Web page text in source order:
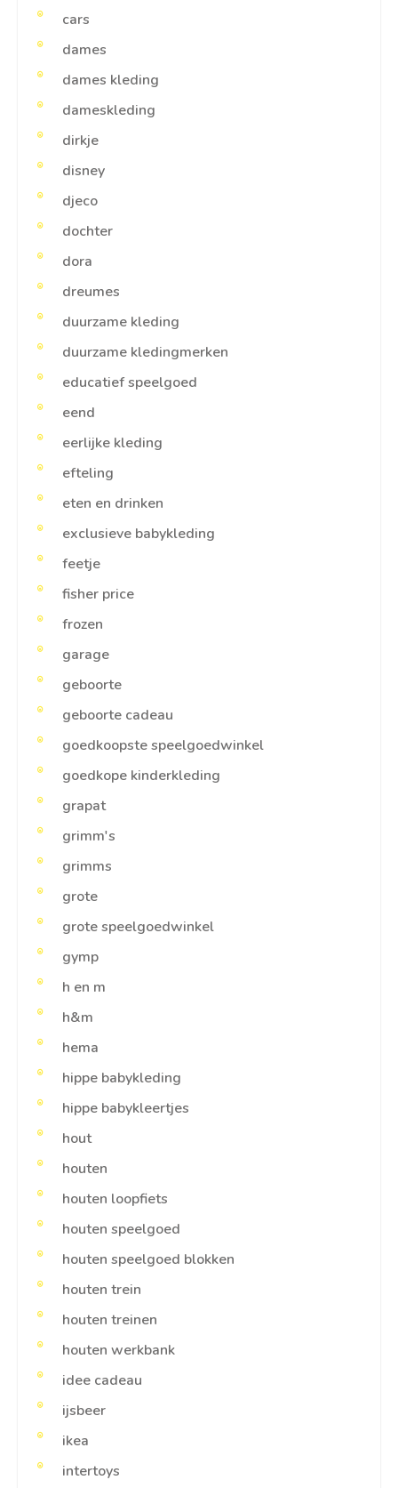
cars
dames
dames kleding
dameskleding
dirkje
disney
djeco
dochter
dora
dreumes
duurzame kleding
duurzame kledingmerken
educatief speelgoed
eend
eerlijke kleding
efteling
eten en drinken
exclusieve babykleding
feetje
fisher price
frozen
garage
geboorte
geboorte cadeau
goedkoopste speelgoedwinkel
goedkope kinderkleding
grapat
grimm's
grimms
grote
grote speelgoedwinkel
gymp
h en m
h&m
hema
hippe babykleding
hippe babykleertjes
hout
houten
houten loopfiets
houten speelgoed
houten speelgoed blokken
houten trein
houten treinen
houten werkbank
idee cadeau
ijsbeer
ikea
intertoys